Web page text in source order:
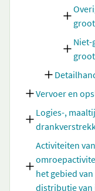
Niet-
Vervoer en
Logies-,
Activiteiten
het gebied
distributie van